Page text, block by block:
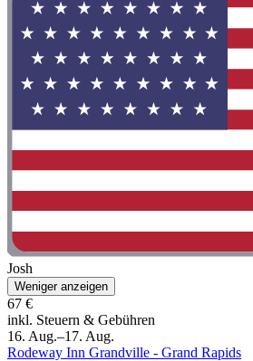
Josh
Weniger anzeigen
67 €
inkl. Steuern & Gebühren
16. Aug.–17. Aug.
Rodeway Inn Grandville - Grand Rapids